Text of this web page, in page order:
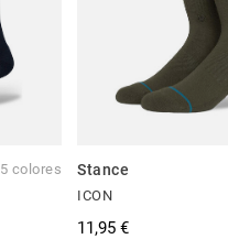
5 colores
Stance
ICON
11,95 €